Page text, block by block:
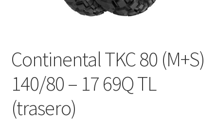
Continental TKC 80 (M+S)
140/80 – 17 69Q TL
(trasero)